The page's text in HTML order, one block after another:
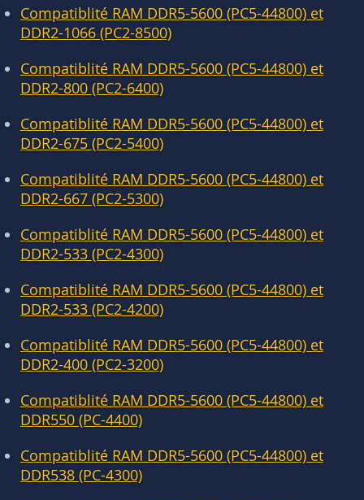
Compatiblité RAM DDR5-5600 (PC5-44800) et
DDR2-1066 (PC2-8500)
Compatiblité RAM DDR5-5600 (PC5-44800) et
DDR2-800 (PC2-6400)
Compatiblité RAM DDR5-5600 (PC5-44800) et
DDR2-675 (PC2-5400)
Compatiblité RAM DDR5-5600 (PC5-44800) et
DDR2-667 (PC2-5300)
Compatiblité RAM DDR5-5600 (PC5-44800) et
DDR2-533 (PC2-4300)
Compatiblité RAM DDR5-5600 (PC5-44800) et
DDR2-533 (PC2-4200)
Compatiblité RAM DDR5-5600 (PC5-44800) et
DDR2-400 (PC2-3200)
Compatiblité RAM DDR5-5600 (PC5-44800) et
DDR550 (PC-4400)
Compatiblité RAM DDR5-5600 (PC5-44800) et
DDR538 (PC-4300)